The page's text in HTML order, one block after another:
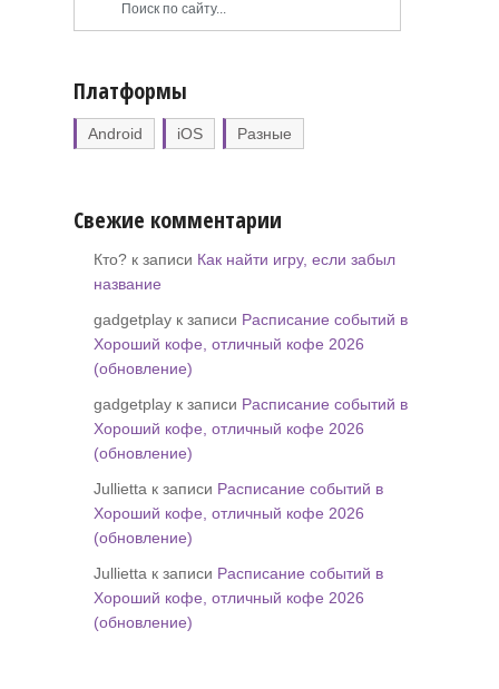
Платформы
Android iOS Разные
Свежие комментарии
Кто? к записи Как найти игру, если забыл
название
gadgetplay к записи Расписание событий в
Хороший кофе, отличный кофе 2026
(обновление)
gadgetplay к записи Расписание событий в
Хороший кофе, отличный кофе 2026
(обновление)
Jullietta к записи Расписание событий в
Хороший кофе, отличный кофе 2026
(обновление)
Jullietta к записи Расписание событий в
Хороший кофе, отличный кофе 2026
(обновление)